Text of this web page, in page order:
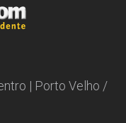
| Porto Velho /